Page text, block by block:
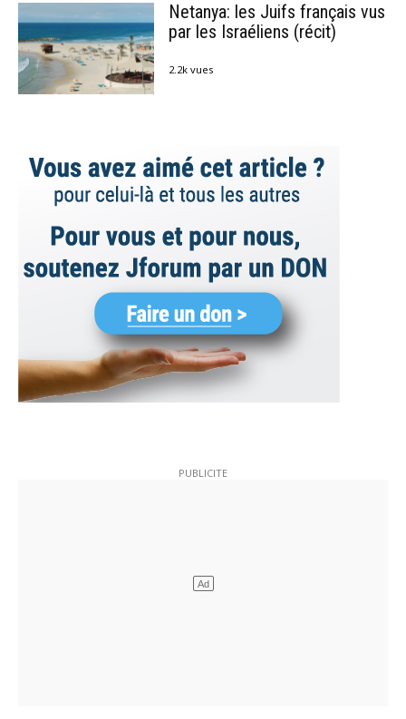
Netanya: les Juifs français vus
par les Israéliens (récit)
2.2k vues